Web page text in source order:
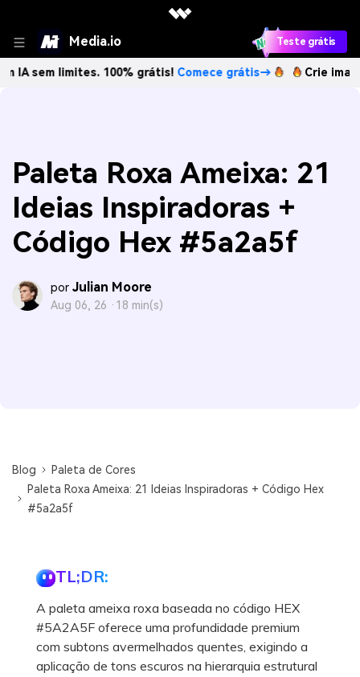
Media.io Teste grátis
limites. 100% grátis!Comece grátis→ Crie imagens com
Paleta Roxa Ameixa: 21
Ideias Inspiradoras +
Código Hex #5a2a5f
por Julian Moore
Aug 06, 26 · 18 min(s)
Blog
Paleta de Cores
Paleta Roxa Ameixa: 21 Ideias Inspiradoras + Código Hex
#5a2a5f
TL;DR:
A paleta ameixa roxa baseada no código HEX
#5A2A5F oferece uma profundidade premium
com subtons avermelhados quentes, exigindo a
aplicação de tons escuros na hierarquia estrutural